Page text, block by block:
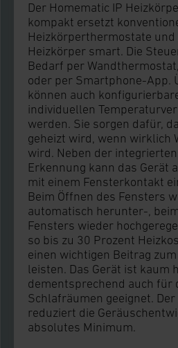
Der Homematic IP
kompakt ersetzt
Heizkörperthermostate und
Heizkörper smart. Die
Bedarf per
oder per Smartphone-App.
können auch
individuellen
werden. Sie sorgen dafür,
geheizt wird, wenn wirklich
wird. Neben der
Erkennung kann das Gerät
mit einem Fensterkontakt
Beim Öffnen des Fensters
automatisch herunter-,
Fensters wieder
so bis zu 30 Prozent
einen wichtigen Beitrag
leisten. Das Gerät ist kaum
dementsprechend auch für
Schlafräumen geeignet.
reduziert die
absolutes Minimum.